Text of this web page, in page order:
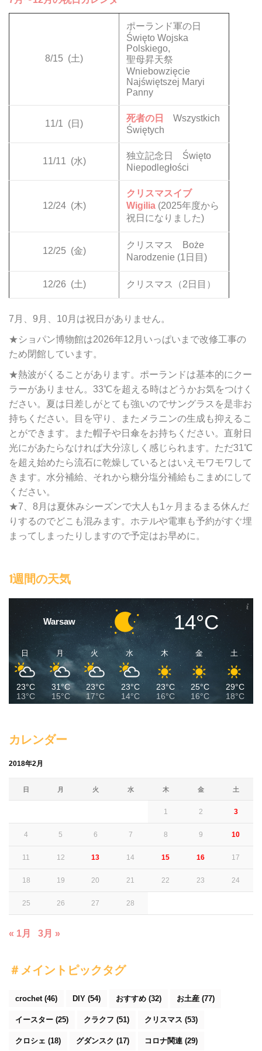
8/15 (土)
ポーランド軍の日
Święto Wojska
Polskiego,
聖母昇天祭
Wniebowzięcie
Najświętszej Maryi
Panny
11/1 (日)
死者の日
Wszystkich
Świętych
11/11 (水)
独立記念日 Święto
Niepodległości
12/24 (木)
クリスマスイブ
Wigilia (2025年度から
祝日になりました)
12/25 (金)
クリスマス Boże
Narodzenie (1日目)
12/26 (土) クリスマス（2日目）
7月、9月、10月は祝日がありません。
★ショパン博物館は2026年12月いっぱいまで改修工事の
ため閉館しています。
★熱波がくることがあります。ポーランドは基本的にクー
ラーがありません。33℃を超える時はどうかお気をつけく
ださい。夏は日差しがとても強いのでサングラスを是非お
持ちください。目を守り、またメラニンの生成も抑えるこ
とができます。また帽子や日傘をお持ちください。直射日
光にがあたらなければ大分涼しく感じられます。ただ31℃
を超え始めたら流石に乾燥しているとはいえモワモワして
きます。水分補給、それから糖分塩分補給もこまめにして
ください。
★7、8月は夏休みシーズンで大人も1ヶ月まるまる休んだ
りするのでどこも混みます。ホテルや電車も予約がすぐ埋
まってしまったりしますので予定はお早めに。
1週間の天気
Warsaw 14°C
日
23°C
13°C
月
31°C
15°C
火
23°C
17°C
水
23°C
14°C
木
23°C
16°C
金
25°C
16°C
土
29°C
18°C
カレンダー
2018年2月
日 月 火 水 木 金 土
1 2 3
4 5 6 7 8 9 10
11 12 13 14 15 16 17
18 19 20 21 22 23 24
25 26 27 28
« 1月 3月 »
＃メイントピックタグ
crochet (46) DIY (54) おすすめ (32) お土産 (77)
イースター (25) クラクフ (51) クリスマス (53)
クロシェ (18) グダンスク (17) コロナ関連 (29)